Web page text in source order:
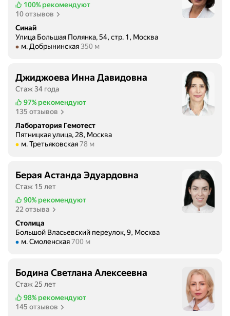
100% рекомендуют
10 отзывов
Синай
Улица Большая Полянка, 54, стр. 1, Москва
Метро м. Добрынинская Расстояние 350 м
м. Добрынинская 350 м
Джиджоева Инна Давидовна
Стаж 34 года
97% рекомендуют
135 отзывов
Лаборатория Гемотест
Пятницкая улица, 28, Москва
Метро м. Третьяковская Расстояние 78 м
м. Третьяковская 78 м
Берая Астанда Эдуардовна
Стаж 15 лет
90% рекомендуют
22 отзыва
Столица
Большой Власьевский переулок, 9, Москва
Метро м. Смоленская Расстояние 700 м
м. Смоленская 700 м
Бодина Светлана Алексеевна
Стаж 25 лет
98% рекомендуют
145 отзывов